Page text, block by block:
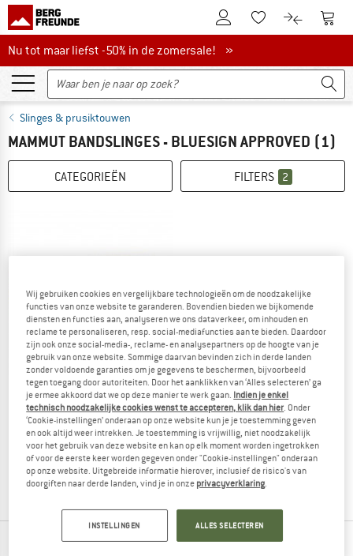
De klantenaccount
Naar deNaar de
Nu tot maar liefst -50% in de zomersale!
Nu tot maar liefst -50% in de zomersale! »
Slinges & prusiktouwen
MAMMUT BANDSLINGES - BLUESIGN APPROVED (1)
CATEGORIEËN FILTERS 2
MAMMUT
Tubular Sling
Bandslinge
vanaf € 5,70
4,5(74)
Wij gebruiken cookies en vergelijkbare technologieën om de noodzakelijke
functies van onze website te garanderen. Bovendien bieden we bijkomende
diensten en functies aan, analyseren we ons dataverkeer, om inhouden en
reclame te personaliseren, resp. social-mediafuncties aan te bieden. Daardoor
zijn ook onze social-media-, reclame- en analysepartners op de hoogte van je
gebruik van onze website. Sommige daarvan bevinden zich in derde landen
zonder voldoende garanties om je gegevens te beschermen, bijvoorbeeld
tegen toegang door autoriteiten. Door het aanklikken van ‘Alles selecteren’ ga
je ermee akkoord dat we op deze manier te werk gaan. Indien je enkel
technisch noodzakelijke cookies wenst te accepteren, klik dan hier . Onder
‘Cookie-instellingen’ onderaan op onze website kun je je toestemming geven
en ook altijd weer intrekken. Je toestemming is vrijwillig, niet noodzakelijk
voor het gebruik van deze website en kan op elk moment worden ingetrokken
of voor de eerste keer worden gegeven onder "Cookie-instellingen" onderaan
op onze website. Uitgebreide informatie hierover, inclusief de risico's van
doorgiften naar derde landen, vind je in onze privacyverklaring
INSTELLINGEN ALLES SELECTEREN